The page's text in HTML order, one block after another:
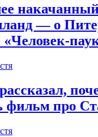
— о
фильм про